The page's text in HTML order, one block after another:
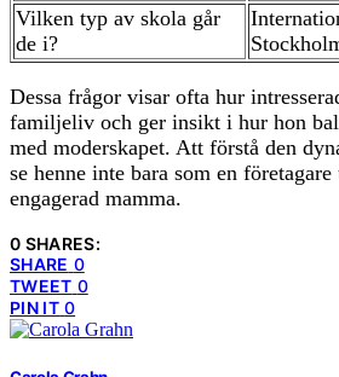
Vilken typ av skola går
de i?
Dessa frågor visar ofta hur
familjeliv och ger insikt i hur hon
med moderskapet. Att förstå den
se henne inte bara som en
engagerad mamma.
0 SHARES:
SHARE 0
TWEET 0
PIN IT 0